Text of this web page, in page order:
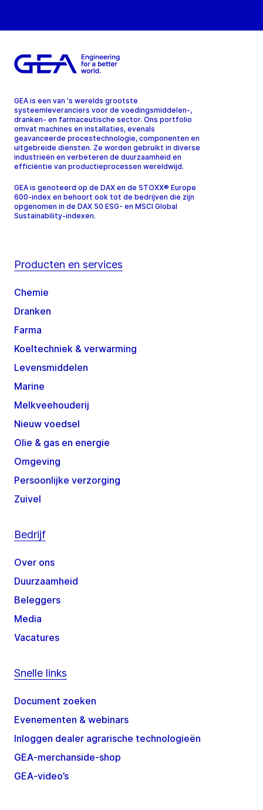
GEA is een van 's werelds grootste
systeemleveranciers voor de voedingsmiddelen-,
dranken- en farmaceutische sector. Ons portfolio
omvat machines en installaties, evenals
geavanceerde procestechnologie, componenten en
uitgebreide diensten. Ze worden gebruikt in diverse
industrieën en verbeteren de duurzaamheid en
efficiëntie van productieprocessen wereldwijd.
GEA is genoteerd op de DAX en de STOXX® Europe
600-index en behoort ook tot de bedrijven die zijn
opgenomen in de DAX 50 ESG- en MSCI Global
Sustainability-indexen.
Producten en services
Chemie
Dranken
Farma
Koeltechniek & verwarming
Levensmiddelen
Marine
Melkveehouderij
Nieuw voedsel
Olie & gas en energie
Omgeving
Persoonlijke verzorging
Zuivel
Bedrijf
Over ons
Duurzaamheid
Beleggers
Media
Vacatures
Snelle links
Document zoeken
Evenementen & webinars
Inloggen dealer agrarische technologieën
GEA-merchanside-shop
GEA-video’s